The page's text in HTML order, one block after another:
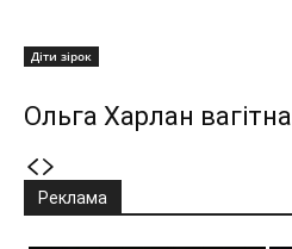
Діти зірок
Ольга Харлан вагітна
Реклама